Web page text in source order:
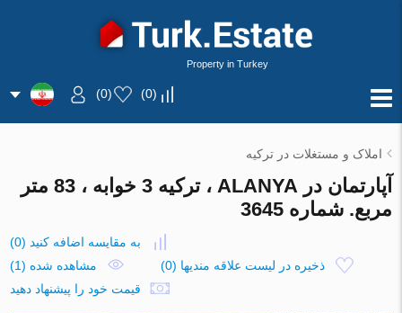
Property in Turkey
(
0
)
(
0
)
املاک و مستغلات در ترکیه
آپارتمان در ALANYA ، ترکیه 3 خوابه ، 83 متر
مربع. شماره 3645
به مقایسه اضافه کنید (
0
)
ذخیره در لیست علاقه مندیها (
0
)
مشاهده شده (1)
قیمت خود را پیشنهاد دهید